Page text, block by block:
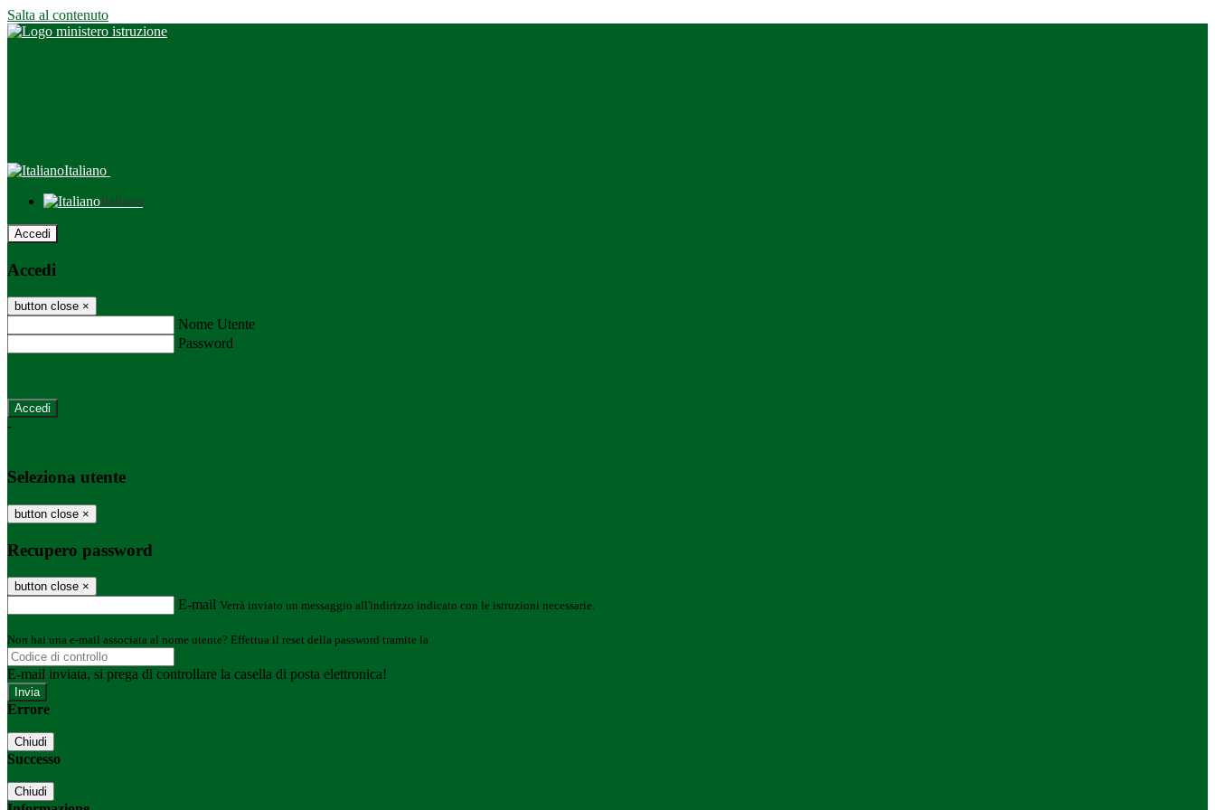
Salta al contenuto
Italiano
Italiano
Accedi
Accedi
button close ×
Nome Utente
Password
-
Seleziona utente
button close ×
Recupero password
button close ×
E-mail Verrà inviato un messaggio all'indirizzo indicato con le istruzioni necessarie.
Non hai una e-mail associata al nome utente? Effettua il reset della password tramite la
E-mail inviata, si prega di controllare la casella di posta elettronica!
Errore
Chiudi
Successo
Chiudi